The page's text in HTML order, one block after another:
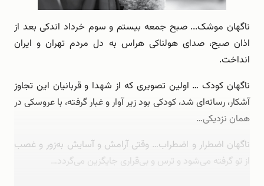
ناگهان موشک... صبح جمعه بیستم و سوم خرداد اندکی بعد از
اذان صبح، صدای هولناکی هراس به دل مردم تهران و ایران
انداخت.
ناگهان کودک … اولین تصویری که از شهدا و قربانیان این تجاوز
آشکار، رسانه‌ای شد، کودکی بود زیر آوار و غبار گرفته، با عروسکی در
همان نزدیکی…
ناگهان اضطرار و اضطراب… وقتی آرامش و آسایش به‌زور و غصب
از تو گرفته می‌شود و ترس و بی‌قراری جایگزین می‌گردد…